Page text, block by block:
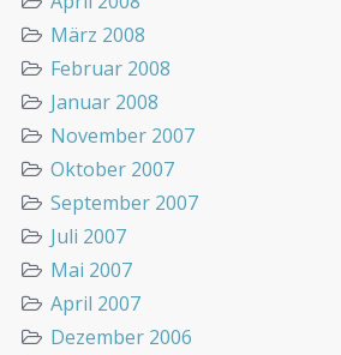
März 2008
Februar 2008
Januar 2008
November 2007
Oktober 2007
September 2007
Juli 2007
Mai 2007
April 2007
Dezember 2006